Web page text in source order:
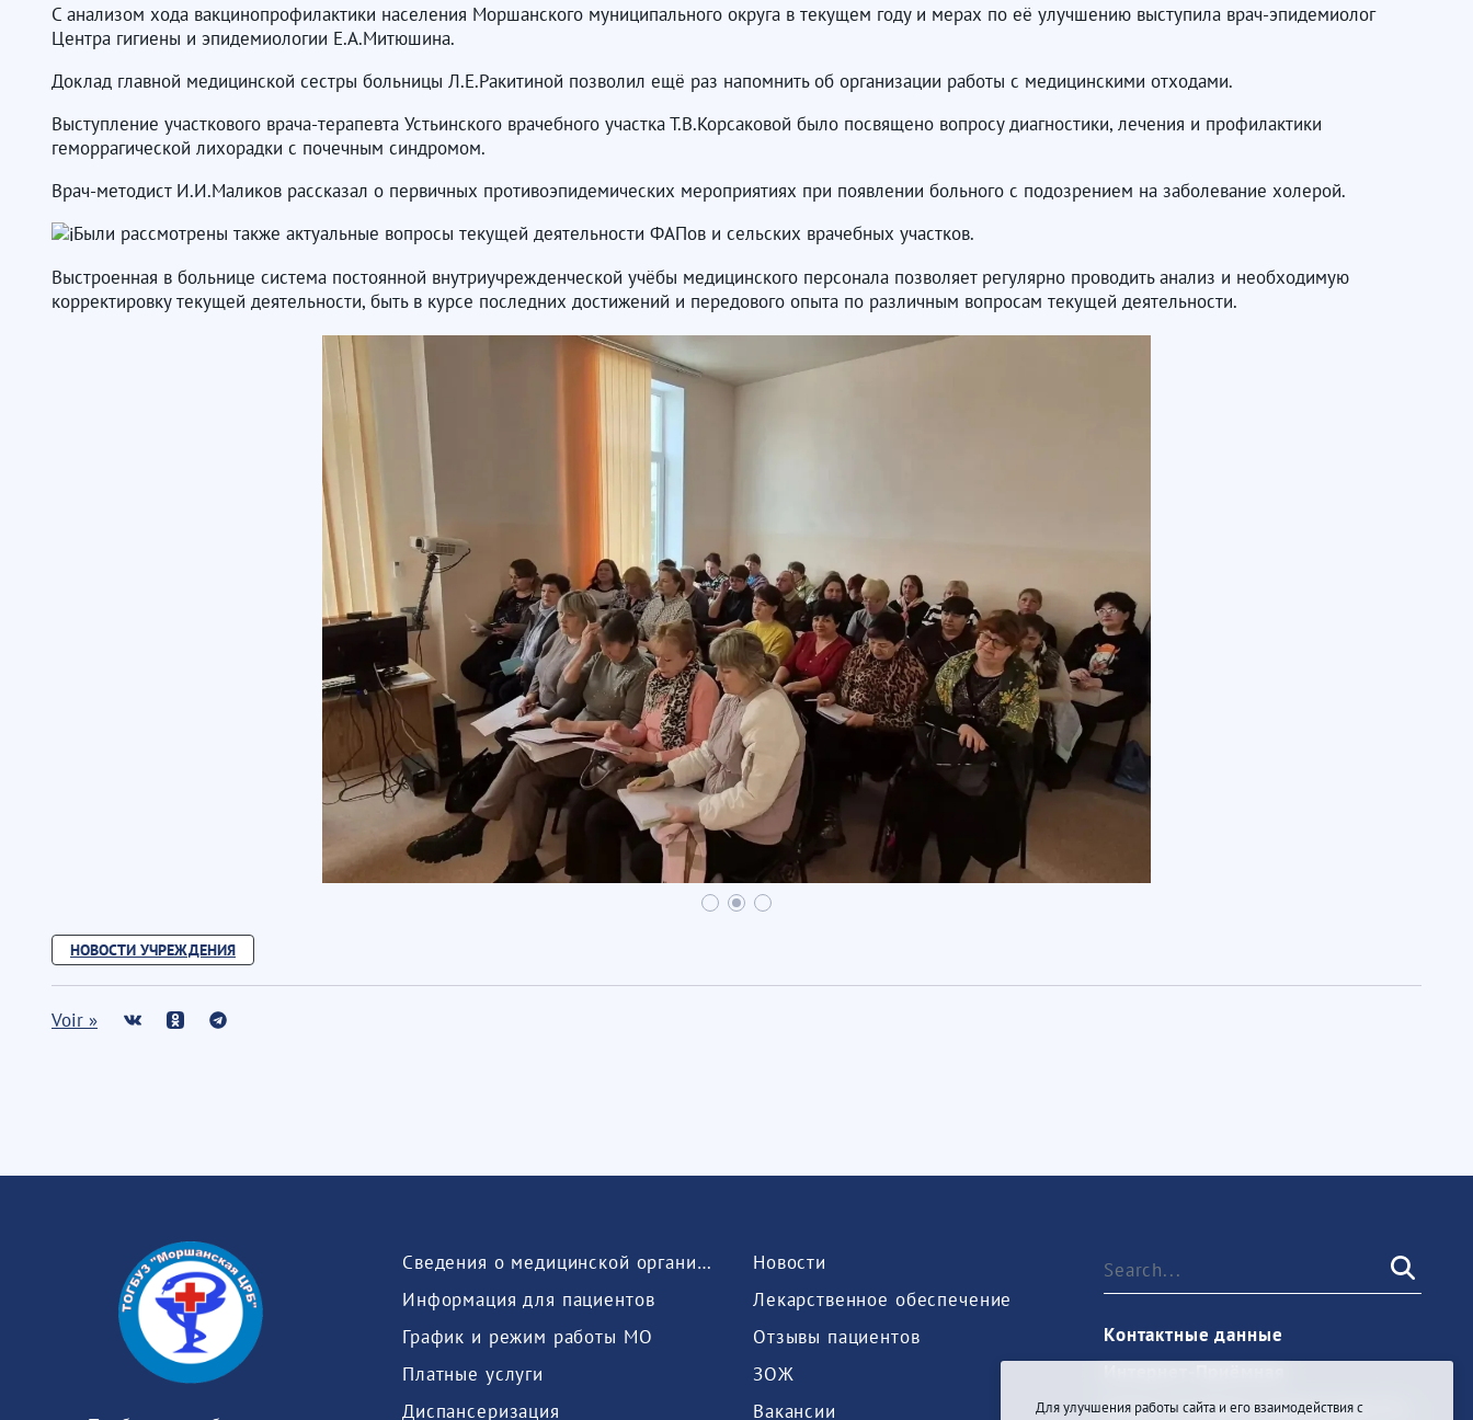
С анализом хода вакцинопрофилактики населения Моршанского муниципального округа в текущем году и мерах по её улучшению выступила врач-эпидемиолог
Центра гигиены и эпидемиологии Е.А.Митюшина.
Доклад главной медицинской сестры больницы Л.Е.Ракитиной позволил ещё раз напомнить об организации работы с медицинскими отходами.
Выступление участкового врача-терапевта Устьинского врачебного участка Т.В.Корсаковой было посвящено вопросу диагностики, лечения и профилактики
геморрагической лихорадки с почечным синдромом.
Врач-методист И.И.Маликов рассказал о первичных противоэпидемических мероприятиях при появлении больного с подозрением на заболевание холерой.
Были рассмотрены также актуальные вопросы текущей деятельности ФАПов и сельских врачебных участков.
Выстроенная в больнице система постоянной внутриучрежденческой учёбы медицинского персонала позволяет регулярно проводить анализ и необходимую
корректировку текущей деятельности, быть в курсе последних достижений и передового опыта по различным вопросам текущей деятельности.
НОВОСТИ УЧРЕЖДЕНИЯ
Voir »
Сведения о медицинской организации
Информация для пациентов
График и режим работы МО
Платные услуги
Диспансеризация
Новости
Лекарственное обеспечение
Отзывы пациентов
ЗОЖ
Вакансии
Контактные данные
Для улучшения работы сайта и его взаимодействия с